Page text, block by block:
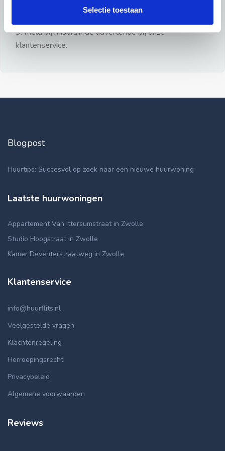
Selectie toestaan
3: Meld bij misbruik de advertentie bij onze
klantenservice.
Blogpost
Huurtips: Succesvol op zoek naar een nieuwe huurwoning
Laatste huurwoningen
Appartement Van Ittersumstraat in Zwolle
Studio Hoogstraat in Zwolle
Kamer Deventerstraatweg in Zwolle
Klantenservice
info@huurflits.nl
Veelgestelde vragen
Klachtenregeling
Herroepingsrecht
Privacybeleid
Algemene voorwaarden
Reviews